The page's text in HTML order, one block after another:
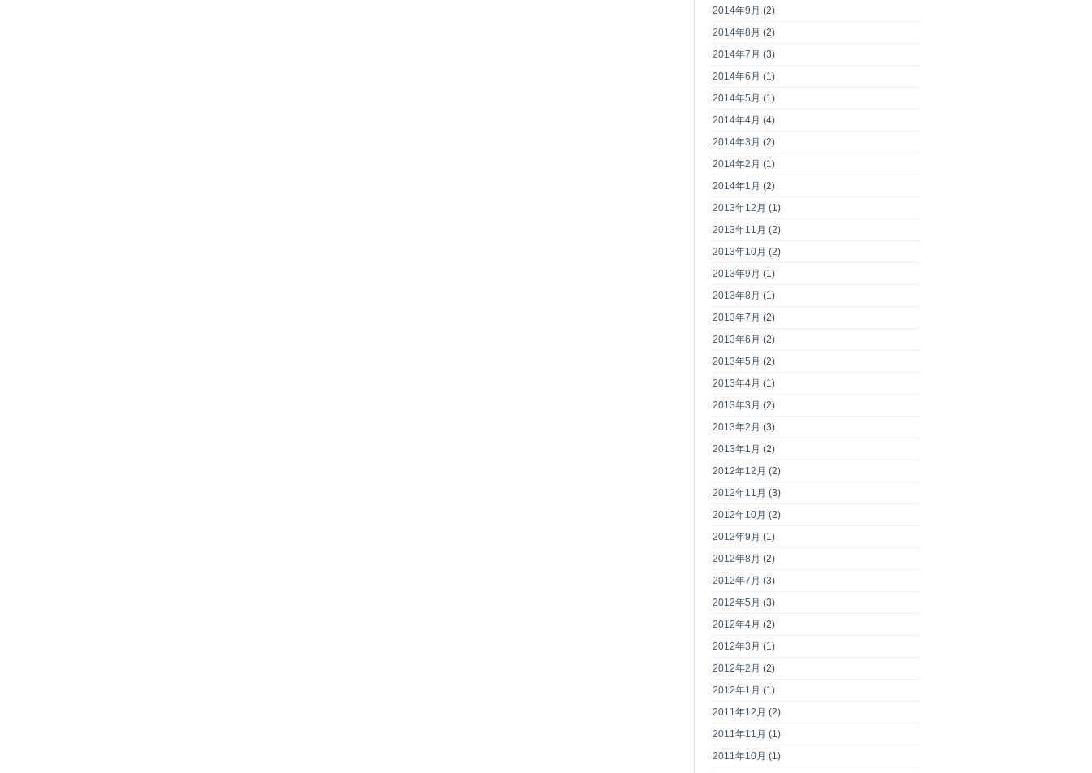
2014年9月 (2)
2014年8月 (2)
2014年7月 (3)
2014年6月 (1)
2014年5月 (1)
2014年4月 (4)
2014年3月 (2)
2014年2月 (1)
2014年1月 (2)
2013年12月 (1)
2013年11月 (2)
2013年10月 (2)
2013年9月 (1)
2013年8月 (1)
2013年7月 (2)
2013年6月 (2)
2013年5月 (2)
2013年4月 (1)
2013年3月 (2)
2013年2月 (3)
2013年1月 (2)
2012年12月 (2)
2012年11月 (3)
2012年10月 (2)
2012年9月 (1)
2012年8月 (2)
2012年7月 (3)
2012年5月 (3)
2012年4月 (2)
2012年3月 (1)
2012年2月 (2)
2012年1月 (1)
2011年12月 (2)
2011年11月 (1)
2011年10月 (1)